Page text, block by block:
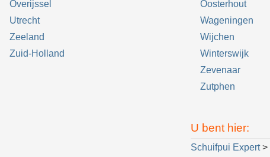
Overijssel
Utrecht
Zeeland
Zuid-Holland
Oosterhout
Wageningen
Wijchen
Winterswijk
Zevenaar
Zutphen
U bent hier:
Schuifpui Expert>